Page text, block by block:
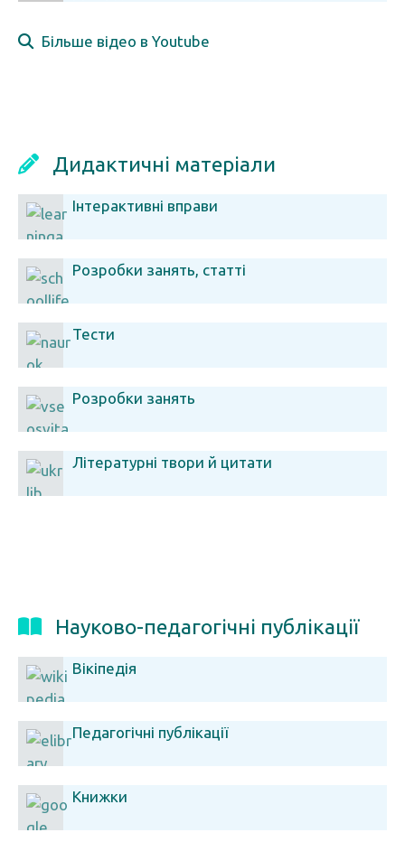
Більше відео в Youtube
Дидактичні матеріали
Інтерактивні вправи
Розробки занять, статті
Тести
Розробки занять
Літературні твори й цитати
Науково-педагогічні публікації
Вікіпедія
Педагогічні публікації
Книжки